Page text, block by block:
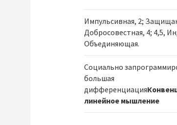
Импульсивная, 2;
Добросовестная, 4; 4,5,
Объединяющая.
Социально
большая
дифференциация
линейное мышление